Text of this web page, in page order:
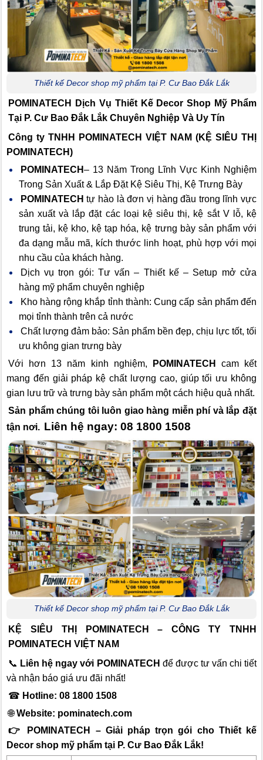
Thiết kế Decor shop mỹ phẩm tại P. Cư Bao Đắk Lắk
POMINATECH Dịch Vụ Thiết Kế Decor Shop Mỹ Phẩm
Tại P. Cư Bao Đắk Lắk Chuyên Nghiệp Và Uy Tín
Công ty TNHH POMINATECH VIỆT NAM (KỆ SIÊU THỊ
POMINATECH)
POMINATECH– 13 Năm Trong Lĩnh Vực Kinh Nghiệm
Trong Sản Xuất & Lắp Đặt Kệ Siêu Thị, Kệ Trưng Bày
POMINATECHtự hào là đơn vị hàng đầu trong lĩnh vực
sản xuất và lắp đặt các loại kệ siêu thị, kệ sắt V lỗ, kệ
trung tải, kệ kho, kệ tạp hóa, kệ trưng bày sản phẩm với
đa dạng mẫu mã, kích thước linh hoạt, phù hợp với mọi
nhu cầu của khách hàng.
Dịch vụ trọn gói: Tư vấn – Thiết kế – Setup mở cửa
hàng mỹ phẩm chuyên nghiệp
Kho hàng rộng khắp tỉnh thành: Cung cấp sản phẩm đến
mọi tỉnh thành trên cả nước
Chất lượng đảm bảo: Sản phẩm bền đẹp, chịu lực tốt, tối
ưu không gian trưng bày
Với hơn 13 năm kinh nghiệm,
POMINATECH
cam kết
mang đến giải pháp kệ chất lượng cao, giúp tối ưu không
gian lưu trữ và trưng bày sản phẩm một cách hiệu quả nhất.
Sản phẩm chúng tôi luôn giao hàng miễn phí và lắp đặt
tận nơi. Liên hệ ngay: 08 1800 1508
Thiết kế Decor shop mỹ phẩm tại P. Cư Bao Đắk Lắk
KỆ SIÊU THỊ POMINATECH – CÔNG TY TNHH
POMINATECH VIỆT NAM
📞 Liên hệ ngay với POMINATECH để được tư vấn chi tiết
và nhận báo giá ưu đãi nhất!
☎ Hotline: 08 1800 1508
🌐Website: pominatech.com
👉 POMINATECH – Giải pháp trọn gói cho Thiết kế
Decor shop mỹ phẩm tại P. Cư Bao Đắk Lắk!